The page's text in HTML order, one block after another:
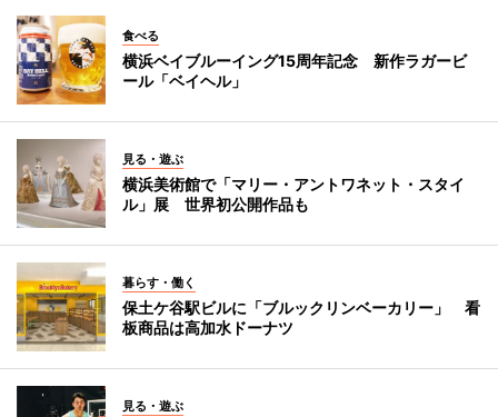
食べる
横浜ベイブルーイング15周年記念 新作ラガービ
ール「ベイヘル」
見る・遊ぶ
横浜美術館で「マリー・アントワネット・スタイ
ル」展 世界初公開作品も
暮らす・働く
保土ケ谷駅ビルに「ブルックリンベーカリー」 看
板商品は高加水ドーナツ
見る・遊ぶ